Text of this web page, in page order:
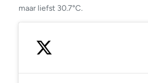
maar liefst 30.7°C.